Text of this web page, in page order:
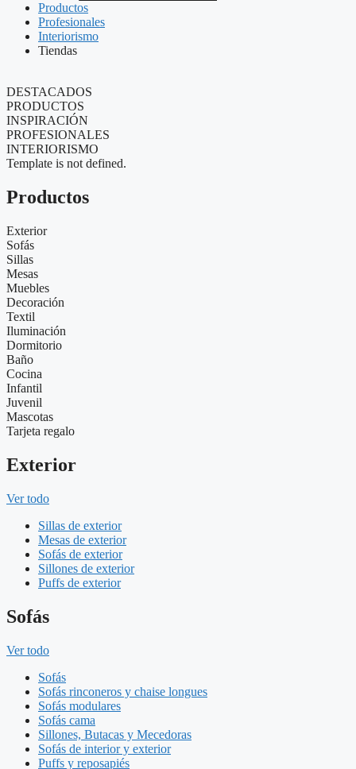
Productos
Profesionales
Interiorismo
Tiendas
DESTACADOS
PRODUCTOS
INSPIRACIÓN
PROFESIONALES
INTERIORISMO
Template is not defined.
Productos
Exterior
Sofás
Sillas
Mesas
Muebles
Decoración
Textil
Iluminación
Dormitorio
Baño
Cocina
Infantil
Juvenil
Mascotas
Tarjeta regalo
Exterior
Ver todo
Sillas de exterior
Mesas de exterior
Sofás de exterior
Sillones de exterior
Puffs de exterior
Sofás
Ver todo
Sofás
Sofás rinconeros y chaise longues
Sofás modulares
Sofás cama
Sillones, Butacas y Mecedoras
Sofás de interior y exterior
Puffs y reposapiés